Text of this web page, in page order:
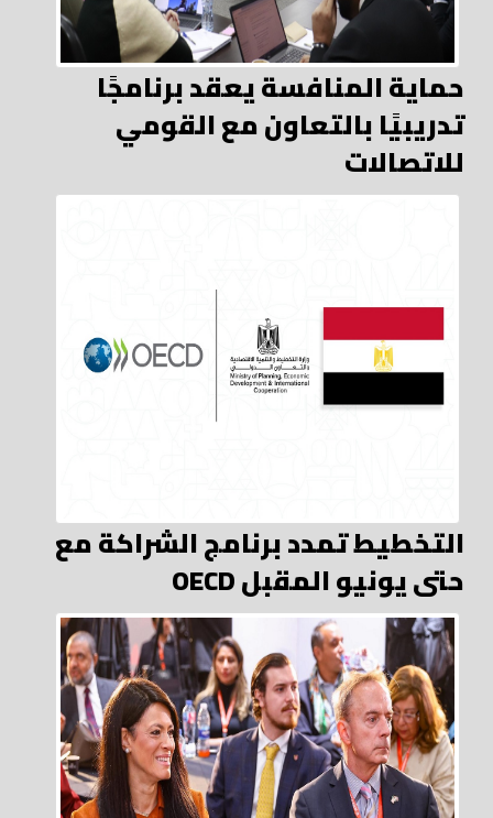
حماية المنافسة يعقد برنامجًا
تدريبيًا بالتعاون مع القومي
للاتصالات
التخطيط تمدد برنامج الشراكة مع
OECD حتى يونيو المقبل